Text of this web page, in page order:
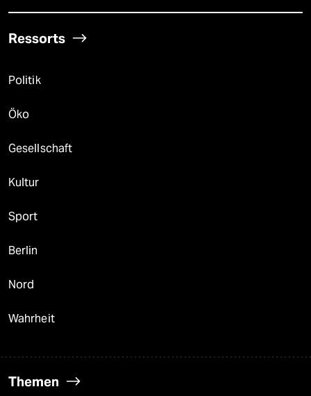
Ressorts
Politik
Öko
Gesellschaft
Kultur
Sport
Berlin
Nord
Wahrheit
Themen